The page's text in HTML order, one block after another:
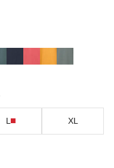
L XL